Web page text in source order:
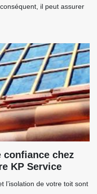
il peut assurer
confiance chez
KP Service
l’isolation de votre toit sont